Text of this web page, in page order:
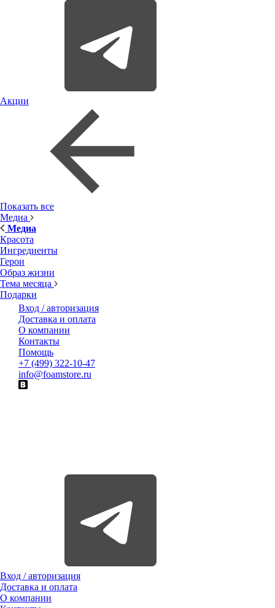
Акции
Показать все
Медиа
Медиа
Красота
Ингредиенты
Герои
Образ жизни
Тема месяца
Подарки
Вход / авторизация
Доставка и оплата
О компании
Контакты
Помощь
+7 (499) 322-10-47
info@foamstore.ru
Вход / авторизация
Доставка и оплата
О компании